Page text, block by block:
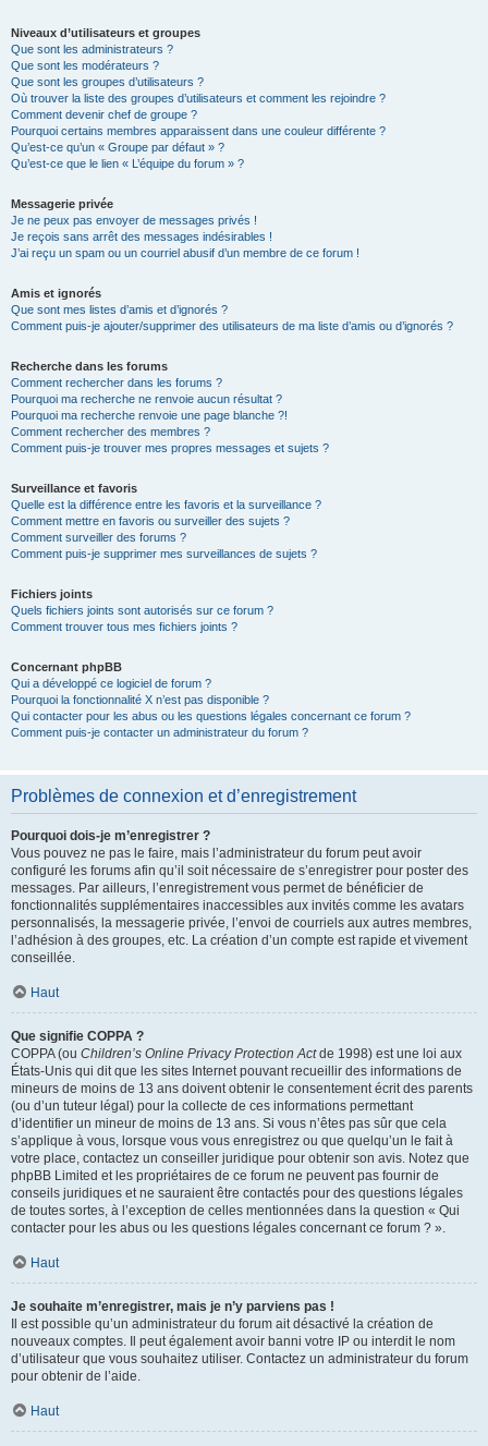
Niveaux d’utilisateurs et groupes
Que sont les administrateurs ?
Que sont les modérateurs ?
Que sont les groupes d’utilisateurs ?
Où trouver la liste des groupes d’utilisateurs et comment les rejoindre ?
Comment devenir chef de groupe ?
Pourquoi certains membres apparaissent dans une couleur différente ?
Qu’est-ce qu’un « Groupe par défaut » ?
Qu’est-ce que le lien « L’équipe du forum » ?
Messagerie privée
Je ne peux pas envoyer de messages privés !
Je reçois sans arrêt des messages indésirables !
J’ai reçu un spam ou un courriel abusif d’un membre de ce forum !
Amis et ignorés
Que sont mes listes d’amis et d’ignorés ?
Comment puis-je ajouter/supprimer des utilisateurs de ma liste d’amis ou d’ignorés ?
Recherche dans les forums
Comment rechercher dans les forums ?
Pourquoi ma recherche ne renvoie aucun résultat ?
Pourquoi ma recherche renvoie une page blanche ?!
Comment rechercher des membres ?
Comment puis-je trouver mes propres messages et sujets ?
Surveillance et favoris
Quelle est la différence entre les favoris et la surveillance ?
Comment mettre en favoris ou surveiller des sujets ?
Comment surveiller des forums ?
Comment puis-je supprimer mes surveillances de sujets ?
Fichiers joints
Quels fichiers joints sont autorisés sur ce forum ?
Comment trouver tous mes fichiers joints ?
Concernant phpBB
Qui a développé ce logiciel de forum ?
Pourquoi la fonctionnalité X n’est pas disponible ?
Qui contacter pour les abus ou les questions légales concernant ce forum ?
Comment puis-je contacter un administrateur du forum ?
Problèmes de connexion et d’enregistrement
Pourquoi dois-je m’enregistrer ?
Vous pouvez ne pas le faire, mais l’administrateur du forum peut avoir
configuré les forums afin qu’il soit nécessaire de s’enregistrer pour poster des
messages. Par ailleurs, l’enregistrement vous permet de bénéficier de
fonctionnalités supplémentaires inaccessibles aux invités comme les avatars
personnalisés, la messagerie privée, l’envoi de courriels aux autres membres,
l’adhésion à des groupes, etc. La création d’un compte est rapide et vivement
conseillée.
Haut
Que signifie COPPA ?
COPPA (ou Children’s Online Privacy Protection Actde 1998) est une loi aux
États-Unis qui dit que les sites Internet pouvant recueillir des informations de
mineurs de moins de 13 ans doivent obtenir le consentement écrit des parents
(ou d’un tuteur légal) pour la collecte de ces informations permettant
d’identifier un mineur de moins de 13 ans. Si vous n’êtes pas sûr que cela
s’applique à vous, lorsque vous vous enregistrez ou que quelqu’un le fait à
votre place, contactez un conseiller juridique pour obtenir son avis. Notez que
phpBB Limited et les propriétaires de ce forum ne peuvent pas fournir de
conseils juridiques et ne sauraient être contactés pour des questions légales
de toutes sortes, à l’exception de celles mentionnées dans la question « Qui
contacter pour les abus ou les questions légales concernant ce forum ? ».
Haut
Je souhaite m’enregistrer, mais je n’y parviens pas !
Il est possible qu’un administrateur du forum ait désactivé la création de
nouveaux comptes. Il peut également avoir banni votre IP ou interdit le nom
d’utilisateur que vous souhaitez utiliser. Contactez un administrateur du forum
pour obtenir de l’aide.
Haut